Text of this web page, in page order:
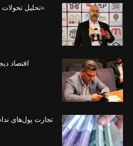
«تحلیل تحولات
اقتصاد
تجارت پول‌های